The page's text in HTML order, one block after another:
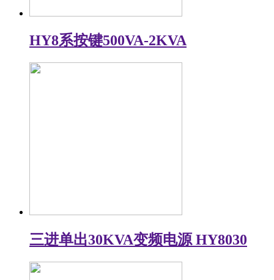
HY8系按键500VA-2KVA
三进单出30KVA变频电源 HY8030